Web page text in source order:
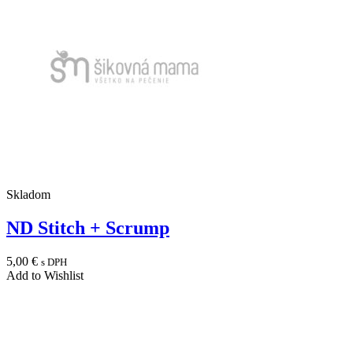
Skladom
ND Stitch + Scrump
5,00 € s DPH
Add to Wishlist